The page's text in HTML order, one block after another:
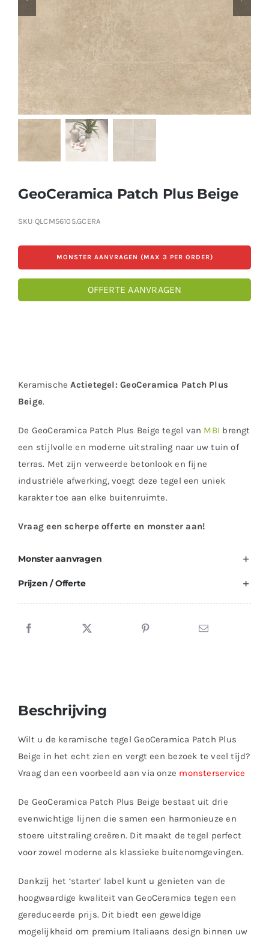
Offerte aanvragen
GeoCeramica Patch Plus Beige
SKU QLCM56105.GCERA
MONSTER AANVRAGEN (MAX 3 PER ORDER)
OFFERTE AANVRAGEN
KeramischeActietegel: GeoCeramica Patch Plus
Beige.
De GeoCeramica Patch Plus Beige tegel van MBI brengt
een stijlvolle en moderne uitstraling naar uw tuin of
terras. Met zijn verweerde betonlook en fijne
industriële afwerking, voegt deze tegel een uniek
karakter toe aan elke buitenruimte.
Vraag een scherpe offerte en monster aan!
Monster aanvragen
Prijzen / Offerte
Beschrijving
Wilt u de keramische tegel GeoCeramica Patch Plus
Beige in het echt zien en vergt een bezoek te veel tijd?
Vraag dan een voorbeeld aan via onze monsterservice
De GeoCeramica Patch Plus Beige bestaat uit drie
evenwichtige lijnen die samen een harmonieuze en
stoere uitstraling creëren. Dit maakt de tegel perfect
voor zowel moderne als klassieke buitenomgevingen.
Dankzij het ‘starter’ label kunt u genieten van de
hoogwaardige kwaliteit van GeoCeramica tegen een
gereduceerde prijs. Dit biedt een geweldige
mogelijkheid om premium Italiaans design binnen uw